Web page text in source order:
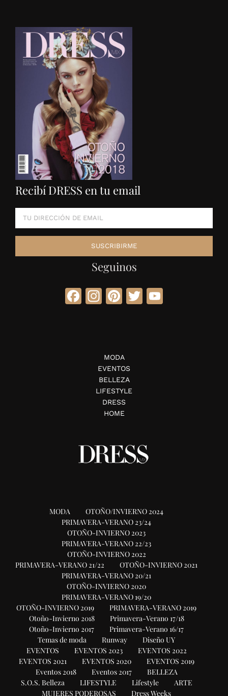
Recibí DRESS en tu email
Seguinos
Facebook
Instagram
Pinterest
Twitter
MODA
EVENTOS
BELLEZA
LIFESTYLE
DRESS
HOME
MODA
OTOÑO/INVIERNO 2024
PRIMAVERA-VERANO 23/24
OTOÑO-INVIERNO 2023
PRIMAVERA-VERANO 22/23
OTOÑO-INVIERNO 2022
PRIMAVERA-VERANO 21/22
OTOÑO-INVIERNO 2021
PRIMAVERA-VERANO 20/21
OTOÑO-INVIERNO 2020
PRIMAVERA-VERANO 19/20
OTOÑO-INVIERNO 2019
PRIMAVERA-VERANO 2019
Otoño-Invierno 2018
Primavera-Verano 17/18
Otoño-Invierno 2017
Primavera-Verano 16/17
Temas de moda
Runway
Diseño UY
EVENTOS
EVENTOS 2023
EVENTOS 2022
EVENTOS 2021
EVENTOS 2020
EVENTOS 2019
Eventos 2018
Eventos 2017
BELLEZA
S.O.S. Belleza
LIFESTYLE Lifestyle
ARTE
MUJERES PODEROSAS
Dress Weeks